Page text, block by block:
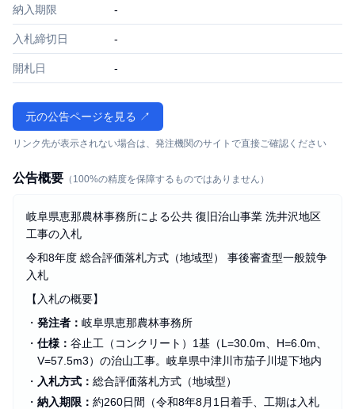
納入期限 -
入札締切日 -
開札日 -
元の公告ページを見る ↗
リンク先が表示されない場合は、発注機関のサイトで直接ご確認ください
公告概要 （100%の精度を保障するものではありません）
岐阜県恵那農林事務所による公共 復旧治山事業 洗井沢地区
工事の入札
令和8年度 総合評価落札方式（地域型） 事後審査型一般競争
入札
【入札の概要】
・ 発注者： 岐阜県恵那農林事務所
・ 仕様： 谷止工（コンクリート）1基（L=30.0m、H=6.0m、
V=57.5m3）の治山工事。岐阜県中津川市茄子川堤下地内
・ 入札方式： 総合評価落札方式（地域型）
・ 納入期限： 約260日間（令和8年8月1日着手、工期は入札